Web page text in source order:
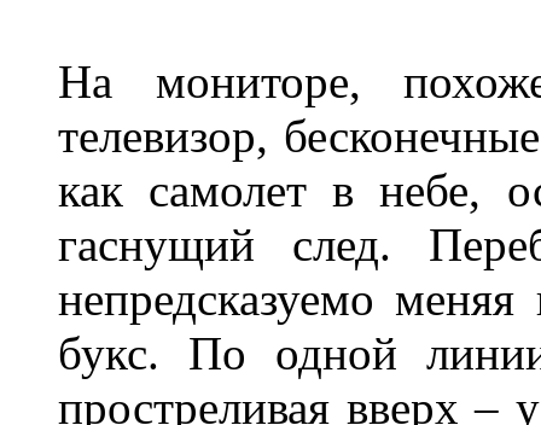
На мониторе,
телевизор,
как самолет в небе,
гаснущий след.
непредсказуемо
букс. По одной
простреливая вверх –